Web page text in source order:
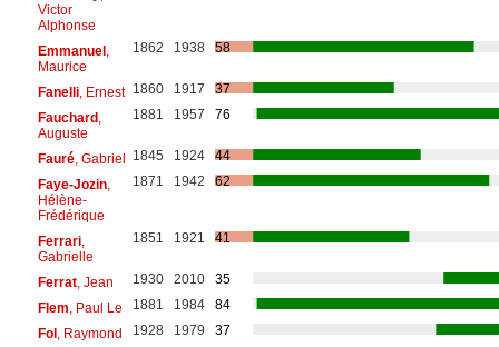
Victor
Alphonse
Emmanuel,
Maurice
1862 1938 58
Fanelli, Ernest 1860 1917
37
Fauchard,
Auguste
1881 1957 76
Fauré, Gabriel 1845 1924
44
Faye-Jozin,
Hélène-
Frédérique
1871 1942 62
Ferrari,
Gabrielle
1851 1921 41
Ferrat, Jean 1930 2010
35
Flem , Paul Le 1881 1984
84
Fol, Raymond 1928 1979
37